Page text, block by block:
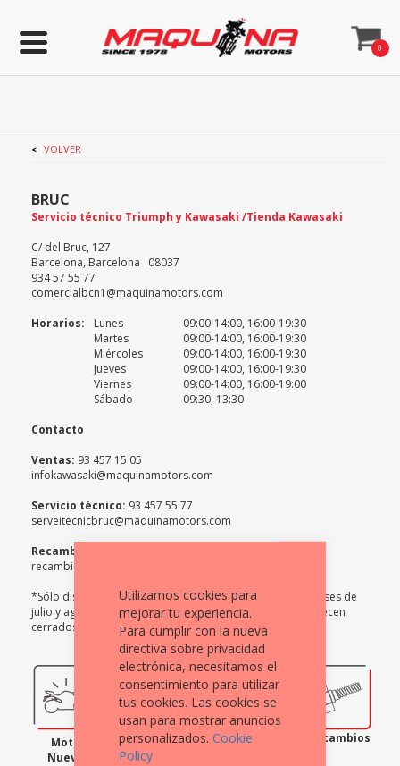
0
< VOLVER
BRUC
Servicio técnico Triumph y Kawasaki /Tienda Kawasaki
C/ del Bruc, 127
Barcelona, Barcelona 08037
934 57 55 77
comercialbcn1@maquinamotors.com
Horarios:
Lunes
09:00-14:00, 16:00-19:30
Martes
09:00-14:00, 16:00-19:30
Miércoles
09:00-14:00, 16:00-19:30
Jueves
09:00-14:00, 16:00-19:30
Viernes
09:00-14:00, 16:00-19:00
Sábado
09:30, 13:30
Contacto
Ventas: 93 457 15 05
infokawasaki@maquinamotors.com
Servicio técnico: 93 457 55 77
serveitecnicbruc@maquinamotors.com
Recambios:
recambios3@maquinamotors.com
*Sólo disponible el departamento de venta de motos. Meses de
julio y agosto todas las tiendas y departamentos permanecen
cerrados en sábado.
Moto
Nueva
Moto
Ocasión
Servicio
Equipación Recambios
Utilizamos cookies para
mejorar tu experiencia.
Para cumplir con la nueva
directiva sobre privacidad
electrónica, necesitamos el
consentimiento para utilizar
tus cookies. Las cookies se
usan para mostrar anuncios
personalizados. Cookie
Policy